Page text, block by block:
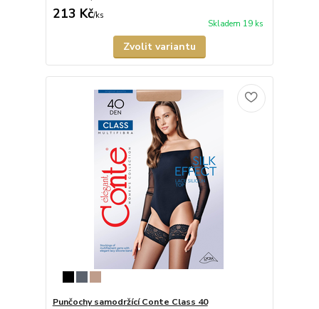
213 Kč/ks
Skladem 19 ks
Zvolit variantu
Punčochy samodržící Conte Class 40